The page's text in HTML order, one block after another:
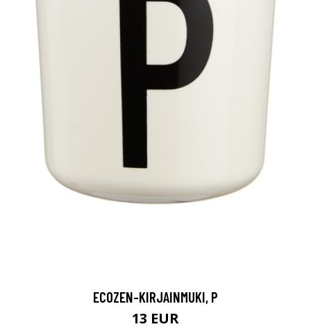
ECOZEN-KIRJAINMUKI, P
13 EUR